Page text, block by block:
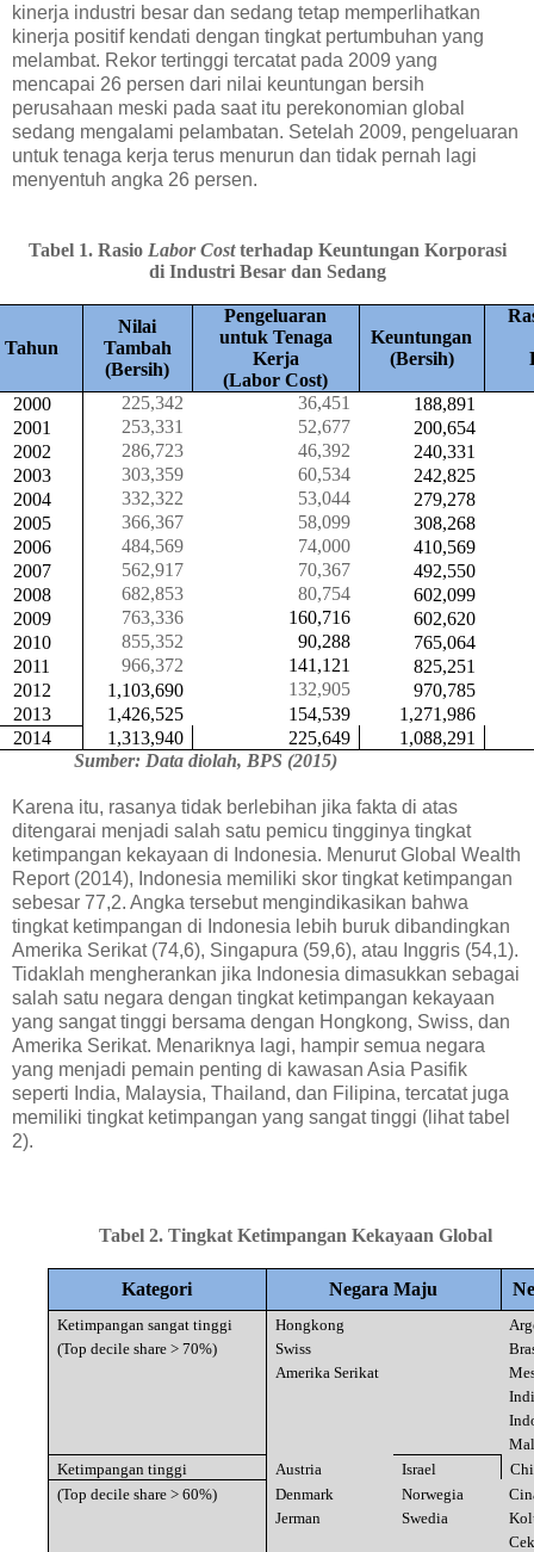
kinerja industri besar dan sedang tetap memperlihatkan
kinerja positif kendati dengan tingkat pertumbuhan yang
melambat. Rekor tertinggi tercatat pada 2009 yang
mencapai 26 persen dari nilai keuntungan bersih
perusahaan meski pada saat itu perekonomian global
sedang mengalami pelambatan. Setelah 2009, pengeluaran
untuk tenaga kerja terus menurun dan tidak pernah lagi
menyentuh angka 26 persen.
Tabel 1. Rasio Labor Costterhadap Keuntungan Korporasi
di Industri Besar dan Sedang
Tahun
Nilai
Tambah
(Bersih)
Pengeluaran
untuk Tenaga
Kerja
(Labor Cost)
Keuntungan
(Bersih)
2000 225,342 36,451
188,891
2001
253,331 52,677
200,654
2002
286,723 46,392
240,331
2003
303,359 60,534
242,825
2004
332,322 53,044
279,278
2005
366,367 58,099
308,268
2006
484,569 74,000
410,569
2007
562,917 70,367
492,550
2008
682,853 80,754
602,099
2009
763,336 160,716
602,620
2010
855,352 90,288
765,064
2011
966,372 141,121
825,251
2012
1,103,690 132,905
970,785
2013
1,426,525 154,539
1,271,986
2014
1,313,940 225,649
1,088,291
Sumber: Data diolah, BPS (2015)
Karena itu, rasanya tidak berlebihan jika fakta di atas
ditengarai menjadi salah satu pemicu tingginya tingkat
ketimpangan kekayaan di Indonesia. Menurut Global Wealth
Report (2014), Indonesia memiliki skor tingkat ketimpangan
sebesar 77,2. Angka tersebut mengindikasikan bahwa
tingkat ketimpangan di Indonesia lebih buruk dibandingkan
Amerika Serikat (74,6), Singapura (59,6), atau Inggris (54,1).
Tidaklah mengherankan jika Indonesia dimasukkan sebagai
salah satu negara dengan tingkat ketimpangan kekayaan
yang sangat tinggi bersama dengan Hongkong, Swiss, dan
Amerika Serikat. Menariknya lagi, hampir semua negara
yang menjadi pemain penting di kawasan Asia Pasifik
seperti India, Malaysia, Thailand, dan Filipina, tercatat juga
memiliki tingkat ketimpangan yang sangat tinggi (lihat tabel
2).
Tabel 2. Tingkat Ketimpangan Kekayaan Global
Kategori Negara Maju
Ketimpangan sangat tinggi Hongkong
(Top decile share > 70%)
Swiss
Amerika Serikat
Ketimpangan tinggi
Austria Israel
(Top decile share > 60%)
Denmark Norwegia
Jerman
Swedia